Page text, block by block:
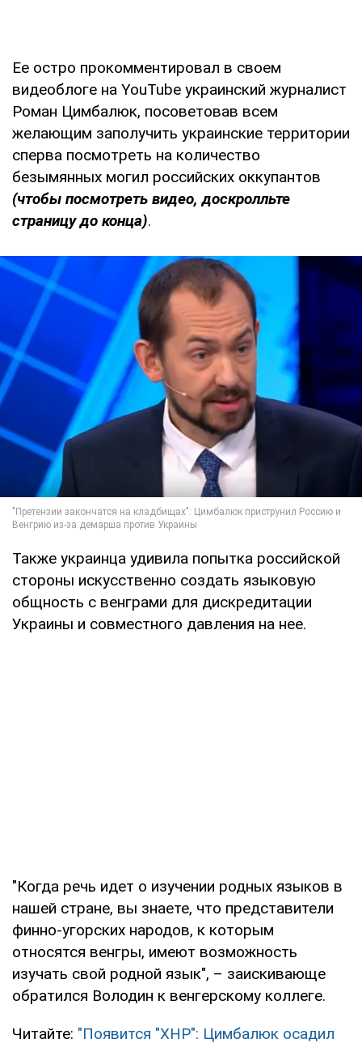
Ее остро прокомментировал в своем
видеоблоге на YouTube украинский журналист
Роман Цимбалюк, посоветовав всем
желающим заполучить украинские территории
сперва посмотреть на количество
безымянных могил российских оккупантов
(чтобы посмотреть видео, доскролльте
страницу до конца).
Также украинца удивила попытка российской
стороны искусственно создать языковую
общность с венграми для дискредитации
Украины и совместного давления на нее.
"Когда речь идет о изучении родных языков в
нашей стране, вы знаете, что представители
финно-угорских народов, к которым
относятся венгры, имеют возможность
изучать свой родной язык", – заискивающе
обратился Володин к венгерскому коллеге.
Читайте: "Появится "ХНР": Цимбалюк осадил